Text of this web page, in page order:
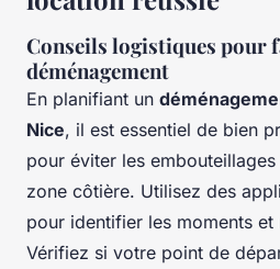
Conseils logistiques pour
déménagement
En planifiant un
Nice, il est essentiel de bien
pour éviter les
zone côtière. Utilisez des
pour identifier les moments
Vérifiez si votre point de